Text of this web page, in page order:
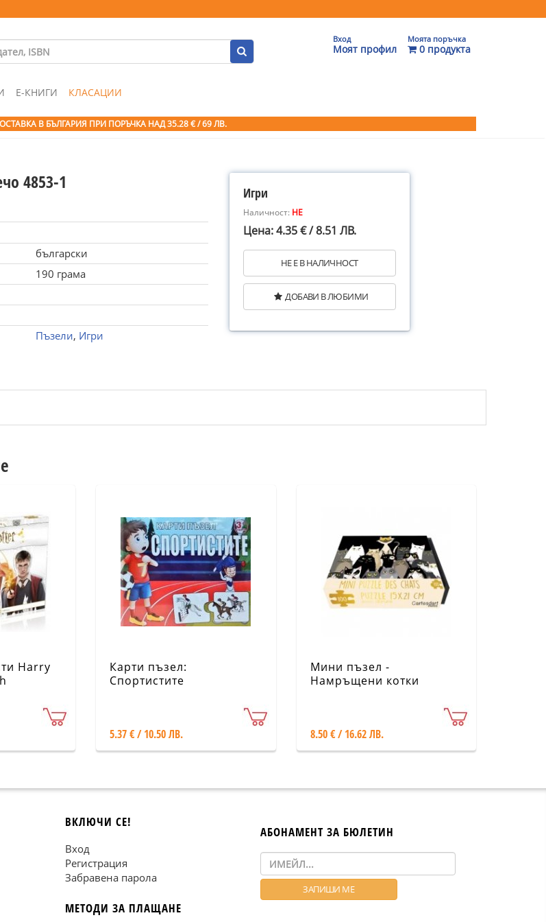
Вход
Моят профил
Моята поръчка
0 продукта
Е-КНИГИ КЛАСАЦИИ
В БЪЛГАРИЯ ПРИ ПОРЪЧКА НАД 35.28 € / 69 ЛВ.
4853-1
български
190 грама
Пъзели, Игри
Игри
Наличност: НЕ
Цена: 4.35 € / 8.51 ЛВ.
НЕ Е В НАЛИЧНОСТ
ДОБАВИ В ЛЮБИМИ
Harry
Карти пъзел:
Спортистите
5.37 € / 10.50 ЛВ.
Мини пъзел -
Намръщени котки
8.50 € / 16.62 ЛВ.
ВКЛЮЧИ СЕ!
Вход
Регистрация
Забравена парола
МЕТОДИ ЗА ПЛАЩАНЕ
АБОНАМЕНТ ЗА БЮЛЕТИН